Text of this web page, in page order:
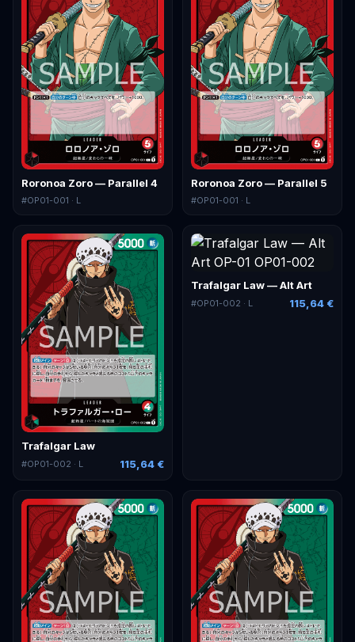
Roronoa Zoro — Parallel 4
#OP01-001 · L
Roronoa Zoro — Parallel 5
#OP01-001 · L
Trafalgar Law
#OP01-002 · L 115,64 €
Trafalgar Law — Alt Art
#OP01-002 · L 115,64 €